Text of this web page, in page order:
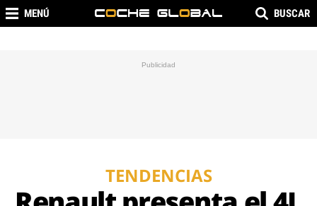
MENÚ BUSCAR
TENDENCIAS